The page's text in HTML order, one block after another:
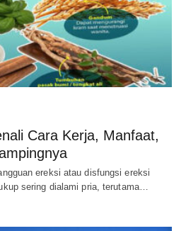
Cara Kerja, Manfaat,
ereksi atau disfungsi ereksi
sering dialami pria, terutama…